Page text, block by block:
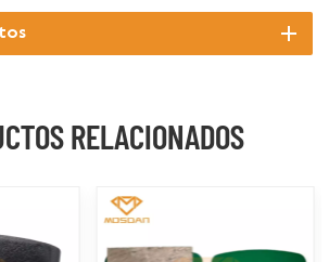
RELACIONADOS